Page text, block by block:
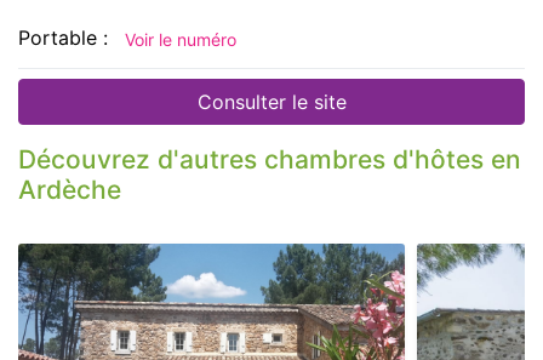
Portable : Voir le numéro
Consulter le site
Découvrez d'autres chambres d'hôtes en
Ardèche